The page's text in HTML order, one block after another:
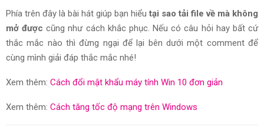
Phía trên đây là bài hát giúp bạn hiểu tại sao tải file về mà không
mở được cũng như cách khắc phục. Nếu có câu hỏi hay bất cứ
thắc mắc nào thì đừng ngại để lại bên dưới một comment để
cùng mình giải đáp thắc mắc nhé!
Xem thêm: Cách đổi mật khẩu máy tính Win 10 đơn giản
Xem thêm: Cách tăng tốc độ mạng trên Windows